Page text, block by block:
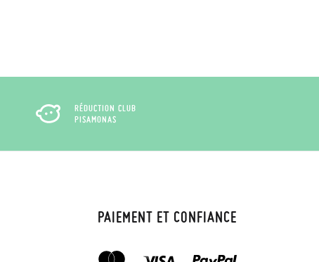
RÉDUCTION CLUB
PISAMONAS
PAIEMENT ET CONFIANCE